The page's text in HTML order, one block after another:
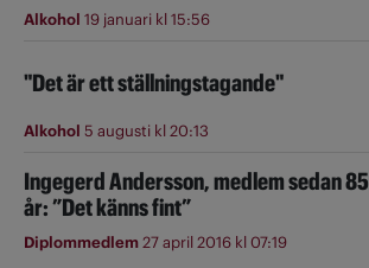
Alkohol 19 januari kl 15:56
"Det är ett ställningstagande"
Alkohol 5 augusti kl 20:13
Ingegerd Andersson, medlem sedan 85
år: ”Det känns fint”
Diplommedlem27 april 2016 kl 07:19